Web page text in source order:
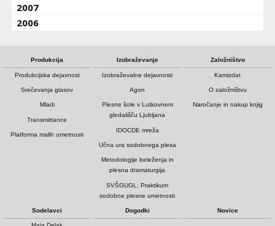
2007
2006
Produkcija
Produkcijska dejavnost
Srečevanja glasov
Mladi
Transmittance
Platforma malih umetnosti
Izobraževanje
Izobraževalne dejavnosti
Agon
Plesne šole v Lutkovnem
gledališču Ljubljana
IDOCDE mreža
Učna ura sodobnega plesa
Metodologije beleženja in
plesna dramaturgija
SVŠGUGL: Praktikum
sodobne plesne umetnosti
Založništvo
Kamizdat
O založništvu
Naročanje in nakup knjig
Sodelavci Dogodki Novice